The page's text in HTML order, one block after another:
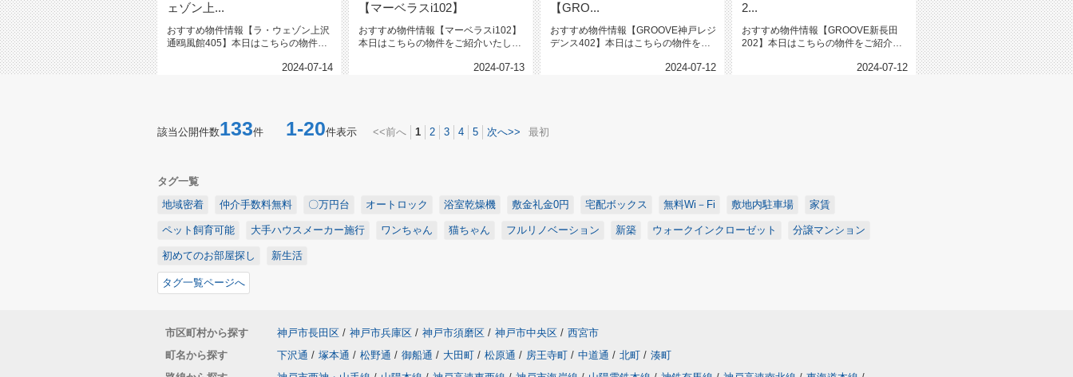
ェゾン上...
おすすめ物件情報【ラ・ウェゾン上沢
通鴎風館405】本日はこちらの物件を
2024-07-14
【マーベラスi102】
おすすめ物件情報【マーベラスi102】
本日はこちらの物件をご紹介いたしま
2024-07-13
【GRO...
おすすめ物件情報【GROOVE神戸レジ
デンス402】本日はこちらの物件をご
2024-07-12
2...
おすすめ物件情報【GROOVE新長田
202】本日はこちらの物件をご紹介い
2024-07-12
該当公開件数133件 1-20件表示 <<前へ 1 2 3 4 5 次へ>> 最初
タグ一覧
地域密着
仲介手数料無料 〇万円台 オートロック 浴室乾燥機 敷金礼金0円 宅配ボックス 無料Wi－Fi 敷地内駐車場 家賃
ペット飼育可能 大手ハウスメーカー施行 ワンちゃん 猫ちゃん フルリノベーション 新築 ウォークインクローゼット 分譲マンション
初めてのお部屋探し 新生活
タグ一覧ページへ
市区町村から探す 神戸市長田区 / 神戸市兵庫区 / 神戸市須磨区 / 神戸市中央区 / 西宮市
町名から探す
下沢通 / 塚本通 / 松野通 / 御船通 / 大田町 / 松原通 / 房王寺町 / 中道通 / 北町 / 湊町